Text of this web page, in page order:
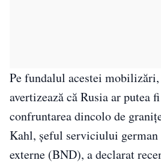
Pe fundalul acestei
avertizează că Rusia ar putea
confruntarea dincolo de
Kahl, șeful serviciului
externe (BND), a declarat